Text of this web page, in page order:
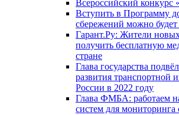
Всероссийский конкурс
Вступить в Программу
сбережений можно будет
Гарант.Ру: Жители
получить бесплатную
стране
Глава государства
развития транспортной
России в 2022 году
Глава ФМБА: работаем
систем для мониторинга